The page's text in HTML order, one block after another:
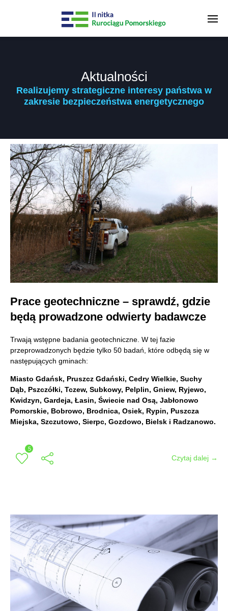
Aktualności
Realizujemy strategiczne interesy państwa w
zakresie bezpieczeństwa energetycznego
Prace geotechniczne – sprawdź, gdzie
będą prowadzone odwierty badawcze
Trwają wstępne badania geotechniczne. W tej fazie
przeprowadzonych będzie tylko 50 badań, które odbędą się w
następujących gminach:
Miasto Gdańsk, Pruszcz Gdański, Cedry Wielkie, Suchy
Dąb, Pszczółki, Tczew, Subkowy, Pelplin, Gniew, Ryjewo,
Kwidzyn, Gardeja, Łasin, Świecie nad Osą, Jabłonowo
Pomorskie, Bobrowo, Brodnica, Osiek, Rypin, Puszcza
Miejska, Szczutowo, Sierpc, Gozdowo, Bielsk i Radzanowo.
5
Czytaj dalej →